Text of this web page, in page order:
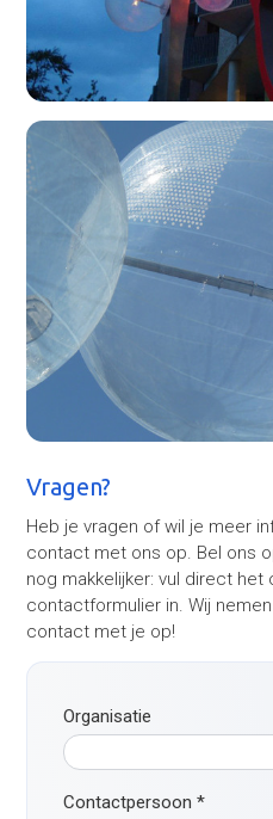
Vragen?
Heb je vragen of wil je meer
contact met ons op. Bel ons
nog makkelijker: vul direct het
contactformulier in. Wij
contact met je op!
Organisatie
Contactpersoon*